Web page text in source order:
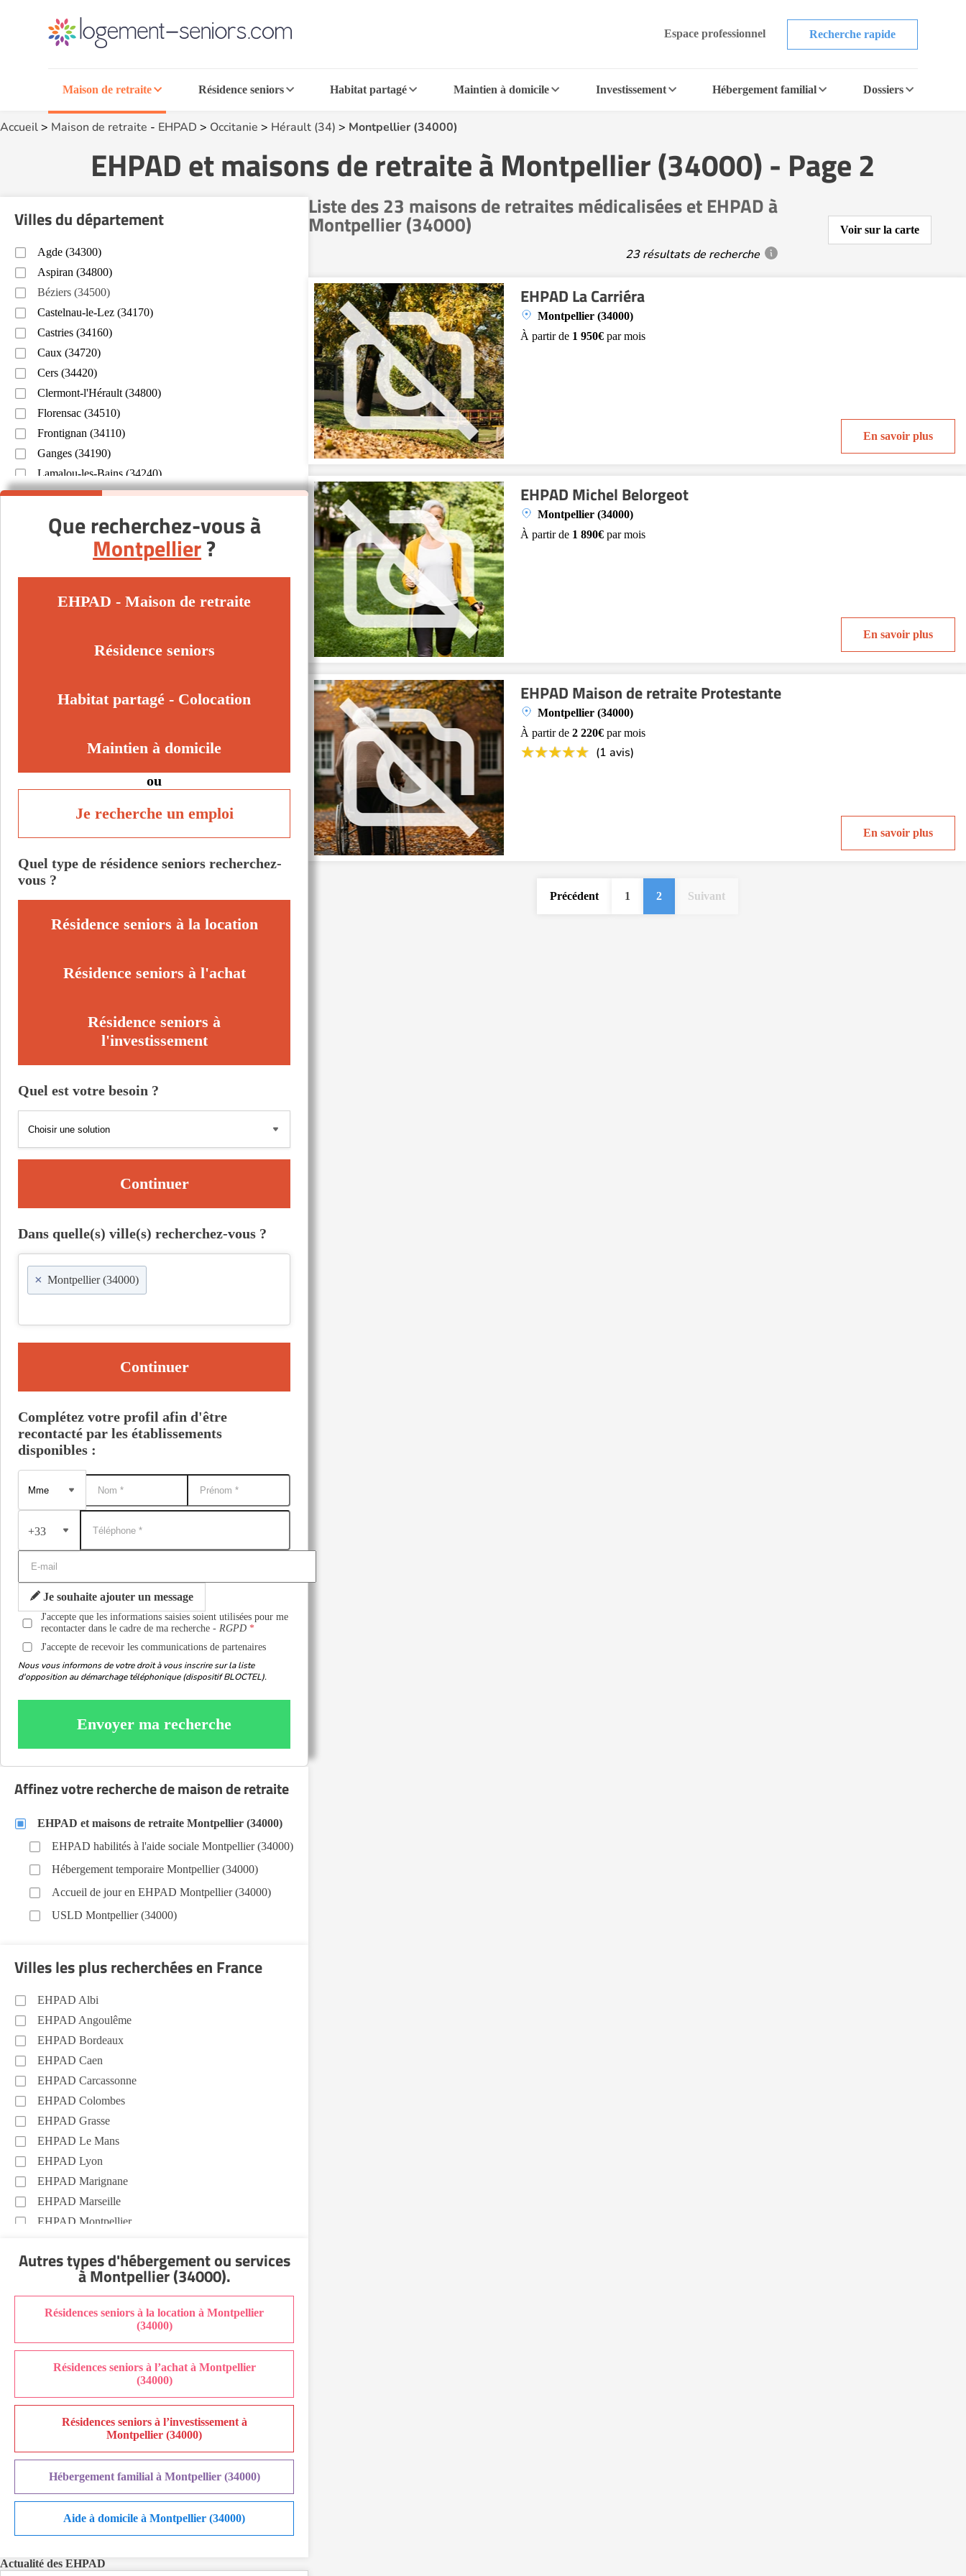
Espace professionnel Recherche rapide
Maison de retraite Résidence seniors Habitat partagé Maintien à domicile Investissement Hébergement familial Dossiers
Accueil> Maison de retraite - EHPAD > Occitanie > Hérault (34) > Montpellier (34000)
EHPAD et maisons de retraite à Montpellier (34000) - Page 2
Liste des 23 maisons de retraites médicalisées et EHPAD à
Montpellier (34000)
23 résultats de recherche
Voir sur la carte
EHPAD La Carriéra
Montpellier (34000)
À partir de 1 950€ par mois
En savoir plus
EHPAD Michel Belorgeot
Montpellier (34000)
À partir de 1 890€ par mois
En savoir plus
EHPAD Maison de retraite Protestante
Montpellier (34000)
À partir de2 220€ par mois
(1 avis)
En savoir plus
Précédent 1 2 Suivant
Villes du département
Agde (34300)
Aspiran (34800)
Béziers (34500)
Castelnau-le-Lez (34170)
Castries (34160)
Caux (34720)
Cers (34420)
Clermont-l'Hérault (34800)
Florensac (34510)
Frontignan (34110)
Ganges (34190)
Lamalou-les-Bains (34240)
Lodève (34700)
Montferrier-sur-Lez (34980)
Mèze (34140)
Saint-Gervais-sur-Mare (34610)
Que recherchez-vous à
Montpellier?
EHPAD - Maison de retraite
Résidence seniors
Habitat partagé - Colocation
Maintien à domicile
ou
Je recherche un emploi
Quel type de résidence seniors recherchez-
vous ?
Résidence seniors à la location
Résidence seniors à l'achat
Résidence seniors à
l'investissement
Quel est votre besoin ?
Continuer
Dans quelle(s) ville(s) recherchez-vous ?
× Montpellier (34000)
Continuer
Complétez votre profil afin d'être
recontacté par les établissements
disponibles :
+33
Je souhaite ajouter un message
J'accepte que les informations saisies soient utilisées pour me
recontacter dans le cadre de ma recherche -RGPD
J'accepte de recevoir les communications de partenaires
Nous vous informons de votre droit à vous inscrire sur la liste
d'opposition au démarchage téléphonique (dispositif BLOCTEL).
Envoyer ma recherche
Affinez votre recherche de maison de retraite
EHPAD et maisons de retraite Montpellier (34000)
EHPAD habilités à l'aide sociale Montpellier (34000)
Hébergement temporaire Montpellier (34000)
Accueil de jour en EHPAD Montpellier (34000)
USLD Montpellier (34000)
Villes les plus recherchées en France
EHPAD Albi
EHPAD Angoulême
EHPAD Bordeaux
EHPAD Caen
EHPAD Carcassonne
EHPAD Colombes
EHPAD Grasse
EHPAD Le Mans
EHPAD Lyon
EHPAD Marignane
EHPAD Marseille
EHPAD Montpellier
EHPAD Nice
EHPAD Paris
EHPAD Saint-Etienne
EHPAD Toulouse
EHPAD Tours
Recherche par ville
Autres types d'hébergement ou services
à Montpellier (34000).
Résidences seniors à la location à Montpellier
(34000)
Résidences seniors à l’achat à Montpellier
(34000)
Résidences seniors à l’investissement à
Montpellier (34000)
Hébergement familial à Montpellier (34000)
Aide à domicile à Montpellier (34000)
Actualité des EHPAD